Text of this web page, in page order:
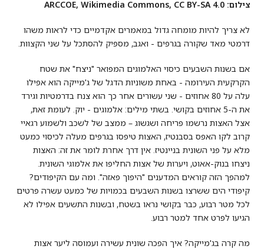
צילום: ARCCOE, Wikimedia Commons, CC BY-SA 4.0
לא צריך להיות מומחה גדול במאמרים אקדמיים כדי לראות משהו
דרמטי מאד שקורה בגרפים - ואגב, מספיק להסתכל על שני הקצוות.
אם בשנות השבעים כיסוי האלמוגים המפואר "ניצח" את שטח
הקרקעית העירומה - באחת משוניות הדגל של ג'מייקה הוא אפילו
עלה על 80 אחוזים - שני עשורים אחר כך הוא צנח בדרמטיות וגירד
את ה-5 אחוזים בקושי. בשתי מילים: אלמוגים - יוק. לעומת זאת,
אצל האצות נרשמו פריחה ושגשוג – ממצב של לשכב ולשמוע רגאיי
קרוב לקו האפס בסבנטיז, האצות טיפסו בגרפים מעלה לכיסוי כמעט
מלא על פני השונית בניינטיז. אין דרך אחרת לומר את זה: האצות
ניצחו בנוק-אאוט, ויערות של אצות החליפו את אלמוגי השונית.
למהפך הזה קוראים המדענים "היפוך פאזה". ומה עם הקיפודים?
קיפודי הים ששרצו בשנות השבעים בכמויות של כמעט עשרה פרטים
לכל מטר רבוע, כבר בקושי נראו בשטח, ובשנות התשעים אפילו לא
הגיעו לפרט אחד למטר רבוע.
מה קרה בג'מייקה? איך הפכה שונית עשירה ועמוסה ליער אצות